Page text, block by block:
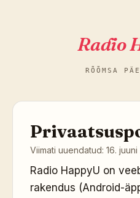
Radio
RÕÕMSA
Viimati uuendatud: 16.
Radio HappyU on
rakendus (Android-